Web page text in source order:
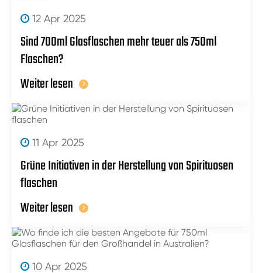
12 Apr 2025
Sind 700ml Glasflaschen mehr teuer als 750ml
Flaschen?
Weiter lesen
11 Apr 2025
Grüne Initiativen in der Herstellung von Spirituosen
flaschen
Weiter lesen
10 Apr 2025